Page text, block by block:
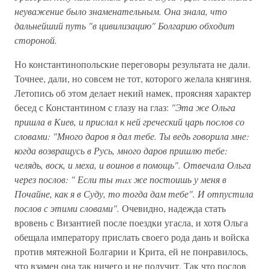
неуважение было знаменательным. Она знала, что
дальнейший путь "в цивилизацию" Болгарию обходит
стороной.
Но константинопольские переговоры результата не дали.
Точнее, дали, но совсем не тот, которого желала княгиня.
Летопись об этом делает некий намек, проясняя характер
бесед с Константином с глазу на глаз: "Эта же Ольга
пришла в Киев, и прислал к ней греческий царь послов со
словами: "Много даров я дал тебе. Ты ведь говорила мне:
когда возвращусь в Русь, много даров пришлю тебе:
челядь, воск, и меха, и воинов в помощь". Отвечала Ольга
через послов: " Если ты max же постоишь у меня в
Почайне, как я в Суду, то тогда дам тебе". И отпустила
послов с этими словами". Очевидно, надежда стать
вровень с Византией после поездки угасла, и хотя Ольга
обещала императору прислать своего рода дань и войска
против мятежной Болгарии и Крита, ей не понравилось,
что взамен она так ничего и не получит. Так что послов